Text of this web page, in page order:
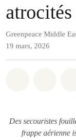
Greenpeace Middle
19 mars, 2026
Des secouristes
frappe aérienne